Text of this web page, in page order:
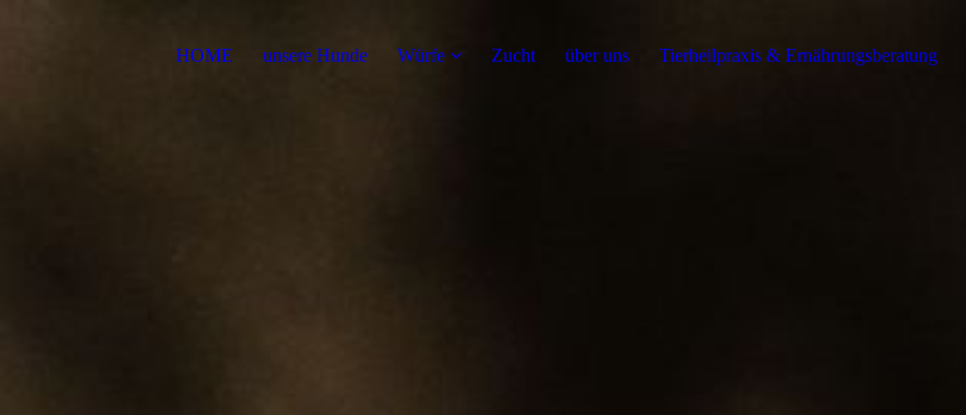
HOME unsere Hunde Würfe Zucht über uns Tierheilpraxis & Ernährungsberatung